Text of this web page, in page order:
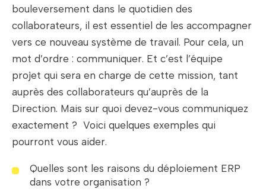
bouleversement dans le quotidien des
collaborateurs, il est essentiel de les accompagner
vers ce nouveau système de travail. Pour cela, un
mot d’ordre : communiquer. Et c’est l’équipe
projet qui sera en charge de cette mission, tant
auprès des collaborateurs qu’auprès de la
Direction. Mais sur quoi devez-vous communiquez
exactement ? Voici quelques exemples qui
pourront vous aider.
Quelles sont les raisons du déploiement ERP
dans votre organisation ?